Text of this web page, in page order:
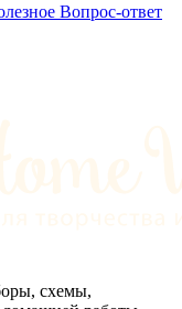
Вопрос-ответ
схемы,